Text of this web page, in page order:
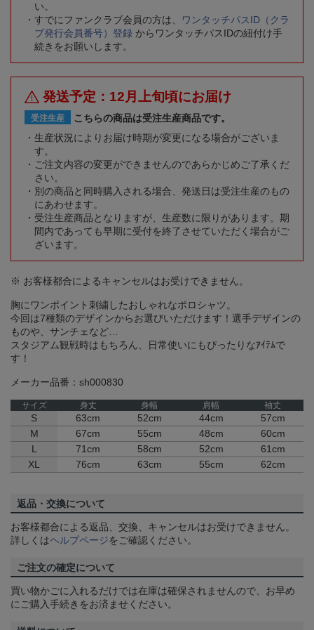
い。
すでにファンクラブ会員の方は、
ワンタッチパスID（クラ
ブ発行会員番号）登録 からワンタッチパスIDの紐付け手
続きをお願いします。
発送予定：12月上旬頃にお届け
受注生産
こちらの商品は受注生産商品です。
生産状況によりお届け時期が変更になる場合がございま
す。
ご注文内容の変更ができませんのであらかじめご了承くだ
さい。
別の商品と同時購入される場合、発送日は受注生産のもの
にあわせます。
受注生産商品となりますが、生産数に限りがあります。期
間内であっても早期に受付を終了させていただく場合がご
ざいます。
※ お客様都合によるキャンセルはお受けできません。
胸にワンポイント刺繍したおしゃれなポロシャツ。
今回は7種類のデザインからお選びいただけます！選手デザインの
ものや、サンチェなど…
スタジアム観戦時はもちろん、日常使いにもぴったりなｱｲﾃﾑで
す！
メーカー品番：sh000830
サイズ 身丈 身幅 肩幅 袖丈
S 63cm 52cm 44cm
57cm
M
67cm 55cm 48cm
60cm
L
71cm 58cm 52cm
61cm
XL
76cm 63cm 55cm 62cm
返品・交換について
お客様都合による返品、交換、キャンセルはお受けできません。
詳しくはヘルプページをご確認ください。
ご注文の確定について
買い物かごに入れるだけでは在庫は確保されませんので、お早め
にご購入手続きをお済ませください。